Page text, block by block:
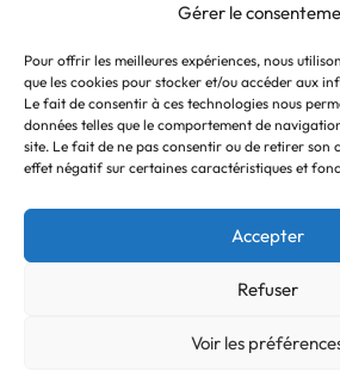
Gérer le
Pour offrir les meilleures expériences, nous
que les cookies pour stocker et/ou accéder aux
Le fait de consentir à ces technologies nous
données telles que le comportement de
site. Le fait de ne pas consentir ou de retirer son
effet négatif sur certaines caractéristiques et
Accepter
Refuser
Voir les
75009 Paris – France
+33 (0)1 55 04 05 03
©2026 France Ville Durable
Politique de confidentialité